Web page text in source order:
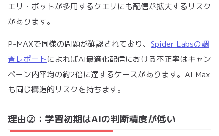
エリ・ボットが多用するクエリにも配信が拡大するリスク
があります。
P-MAXで同様の問題が確認されており、 Spider Labsの調
査レポートによればAI最適化配信における不正率はキャン
ペーン内平均の約2倍に達するケースがあります。AI Max
も同じ構造的リスクを持ちます。
理由②：学習初期はAIの判断精度が低い